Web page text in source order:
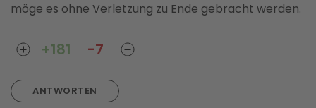
möge es ohne Verletzung zu Ende gebracht werden.
ANTWORTEN
+181 -7